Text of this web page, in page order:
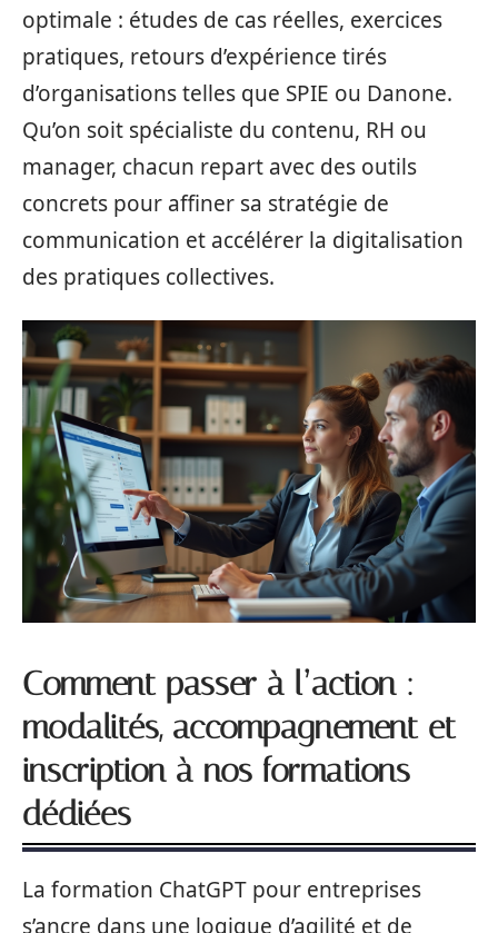
optimale : études de cas réelles, exercices
pratiques, retours d’expérience tirés
d’organisations telles que SPIE ou Danone.
Qu’on soit spécialiste du contenu, RH ou
manager, chacun repart avec des outils
concrets pour affiner sa stratégie de
communication et accélérer la digitalisation
des pratiques collectives.
Comment passer à l’action :
modalités, accompagnement et
inscription à nos formations
dédiées
La formation ChatGPT pour entreprises
s’ancre dans une logique d’agilité et de